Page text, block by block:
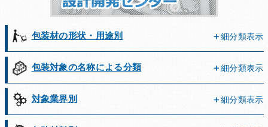
包装材の形状・用途別 細分類表示
包装対象の名称による分類 細分類表示
対象業界別 細分類表示